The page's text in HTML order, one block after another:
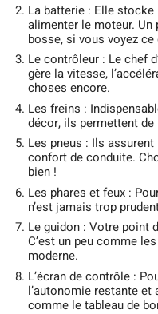
La batterie : Elle stocke
alimenter le moteur.
bosse, si vous voyez ce
Le contrôleur : Le chef
gère la vitesse,
choses encore.
Les freins :
décor, ils permettent
Les pneus : Ils
confort de conduite.
bien !
Les phares et feux :
n’est jamais trop
Le guidon : Votre point
C’est un peu comme
moderne.
L’écran de contrôle :
l’autonomie restante
comme le tableau de